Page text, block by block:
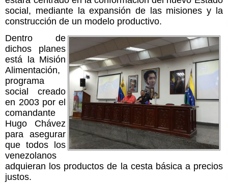
social, mediante la expansión de las misiones y la
construcción de un modelo productivo.
Dentro de
dichos planes
está la Misión
Alimentación,
programa
social creado
en 2003 por el
comandante
Hugo Chávez
para asegurar
que todos los
venezolanos
adquieran los productos de la cesta básica a precios
justos.